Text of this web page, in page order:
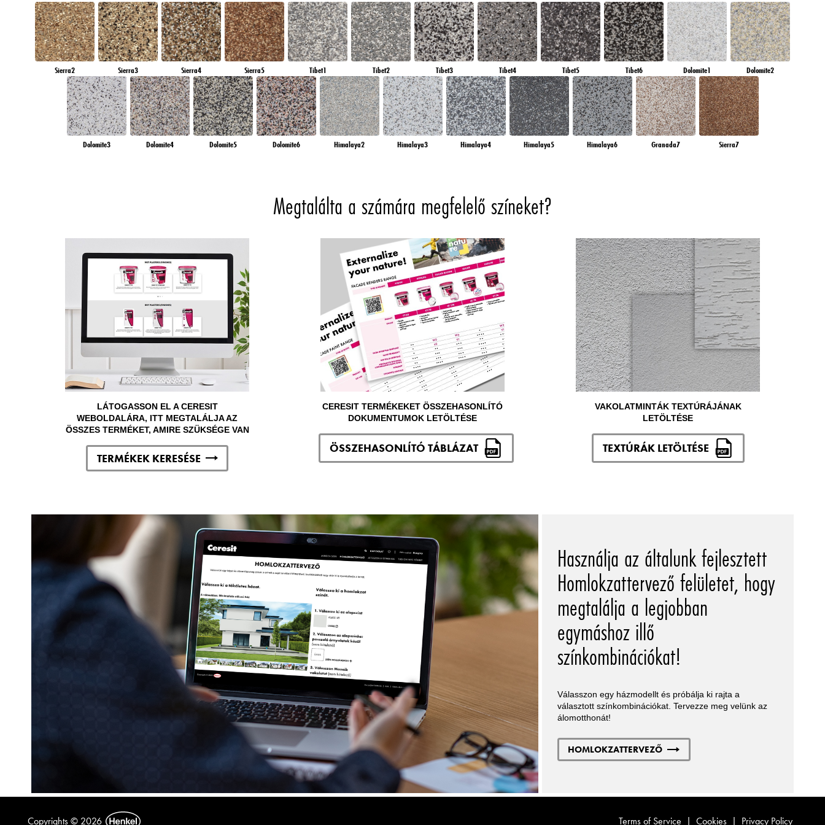
Sierra2 Sierra3 Sierra4 Sierra5 Tibet1 Tibet2 Tibet3 Tibet4 Tibet5 Tibet6 Dolomite1 Dolomite2
Dolomite3 Dolomite4 Dolomite5 Dolomite6 Himalaya2 Himalaya3 Himalaya4 Himalaya5 Himalaya6 Granada7 Sierra7
Megtalálta a számára megfelelő színeket?
LÁTOGASSON EL A CERESIT
WEBOLDALÁRA, ITT MEGTALÁLJA AZ
ÖSSZES TERMÉKET, AMIRE SZÜKSÉGE VAN
TERMÉKEK KERESÉSE
CERESIT TERMÉKEKET ÖSSZEHASONLÍTÓ
DOKUMENTUMOK LETÖLTÉSE
ÖSSZEHASONLÍTÓ TÁBLÁZAT
VAKOLATMINTÁK TEXTÚRÁJÁNAK
LETÖLTÉSE
TEXTÚRÁK LETÖLTÉSE
Használja az általunk fejlesztett
Homlokzattervező felületet, hogy
megtalálja a legjobban
egymáshoz illő
színkombinációkat!
Válasszon egy házmodellt és próbálja ki rajta a
választott színkombinációkat. Tervezze meg velünk az
álomotthonát!
HOMLOKZATTERVEZŐ
Copyrights © 2026 Terms of Service | Cookies | Privacy Policy